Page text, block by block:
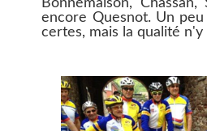
Bonnemaison,
encore Quesnot. Un
certes, mais la qualité